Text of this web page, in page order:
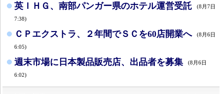
英ＩＨＧ、南部パンガー県のホテル運営受託 (8月7日
7:38)
ＣＰエクストラ、２年間でＳＣを60店開業へ (8月6日
6:05)
週末市場に日本製品販売店、出品者を募集 (8月6日
6:02)